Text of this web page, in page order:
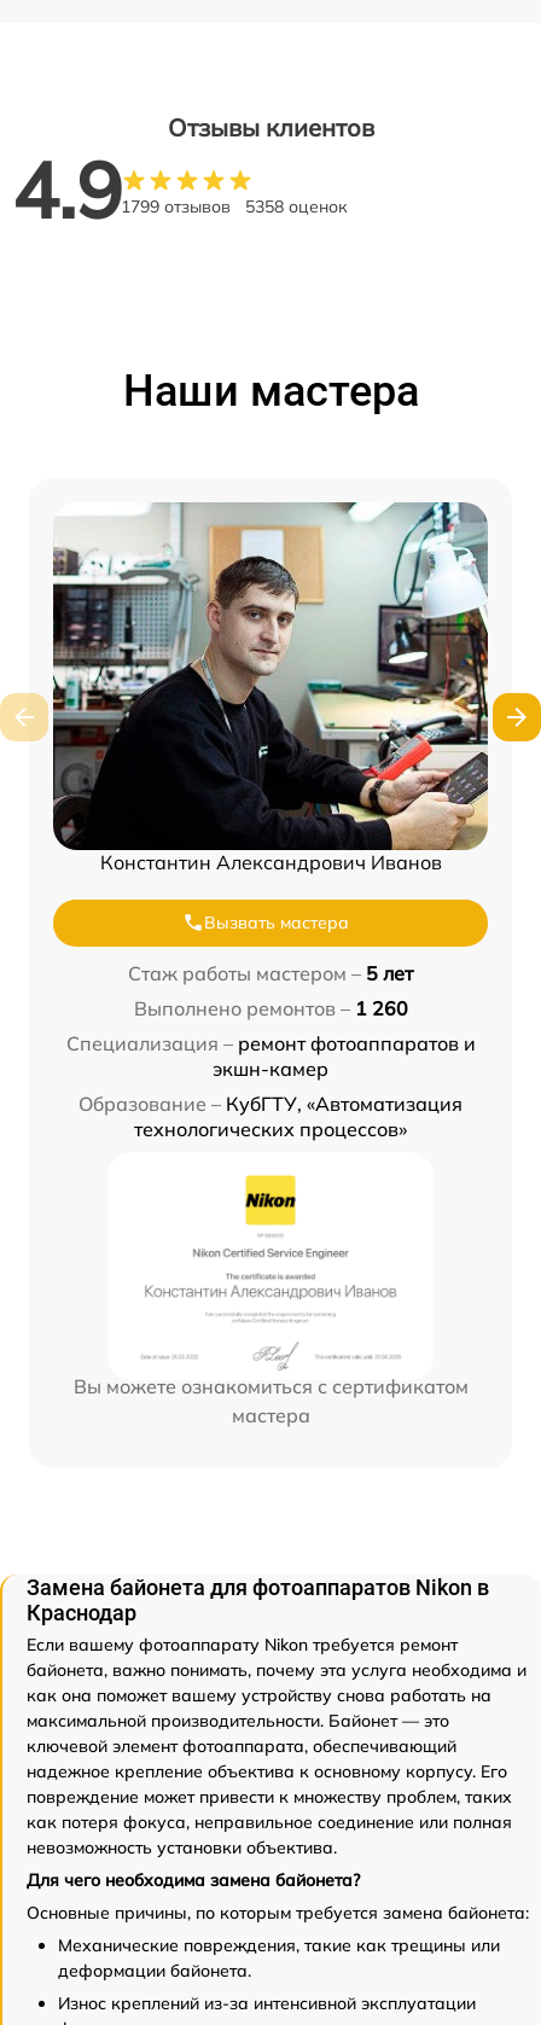
Отзывы клиентов
4.91799 отзывов 5358 оценок
Наши мастера
Константин Александрович Иванов
Вызвать мастера
Стаж работы мастером – 5 лет
Выполнено ремонтов – 1 260
Специализация – ремонт фотоаппаратов и
экшн-камер
Образование – КубГТУ, «Автоматизация
технологических процессов»
Вы можете ознакомиться с сертификатом
мастера
Замена байонета для фотоаппаратов Nikon в
Краснодар
Если вашему фотоаппарату Nikon требуется ремонт
байонета, важно понимать, почему эта услуга необходима и
как она поможет вашему устройству снова работать на
максимальной производительности. Байонет — это
ключевой элемент фотоаппарата, обеспечивающий
надежное крепление объектива к основному корпусу. Его
повреждение может привести к множеству проблем, таких
как потеря фокуса, неправильное соединение или полная
невозможность установки объектива.
Для чего необходима замена байонета?
Основные причины, по которым требуется замена байонета:
Механические повреждения, такие как трещины или
деформации байонета.
Износ креплений из-за интенсивной эксплуатации